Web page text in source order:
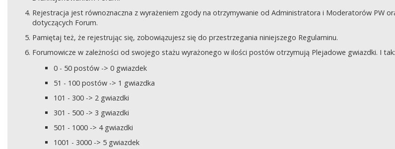
Rejestracja jest równoznaczna z wyrażeniem zgody na otrzymywanie od Administratora i Moderatorów PW
dotyczących Forum.
Pamiętaj też, że rejestrując się, zobowiązujesz się do przestrzegania niniejszego Regulaminu.
Forumowicze w zależności od swojego stażu wyrażonego w ilości postów otrzymują Plejadowe gwiazdki. I tak:
0 - 50 postów -> 0 gwiazdek
51 - 100 postów -> 1 gwiazdka
101 - 300 -> 2 gwiazdki
301 - 500 -> 3 gwiazdki
501 - 1000 -> 4 gwiazdki
1001 - 3000 -> 5 gwiazdek